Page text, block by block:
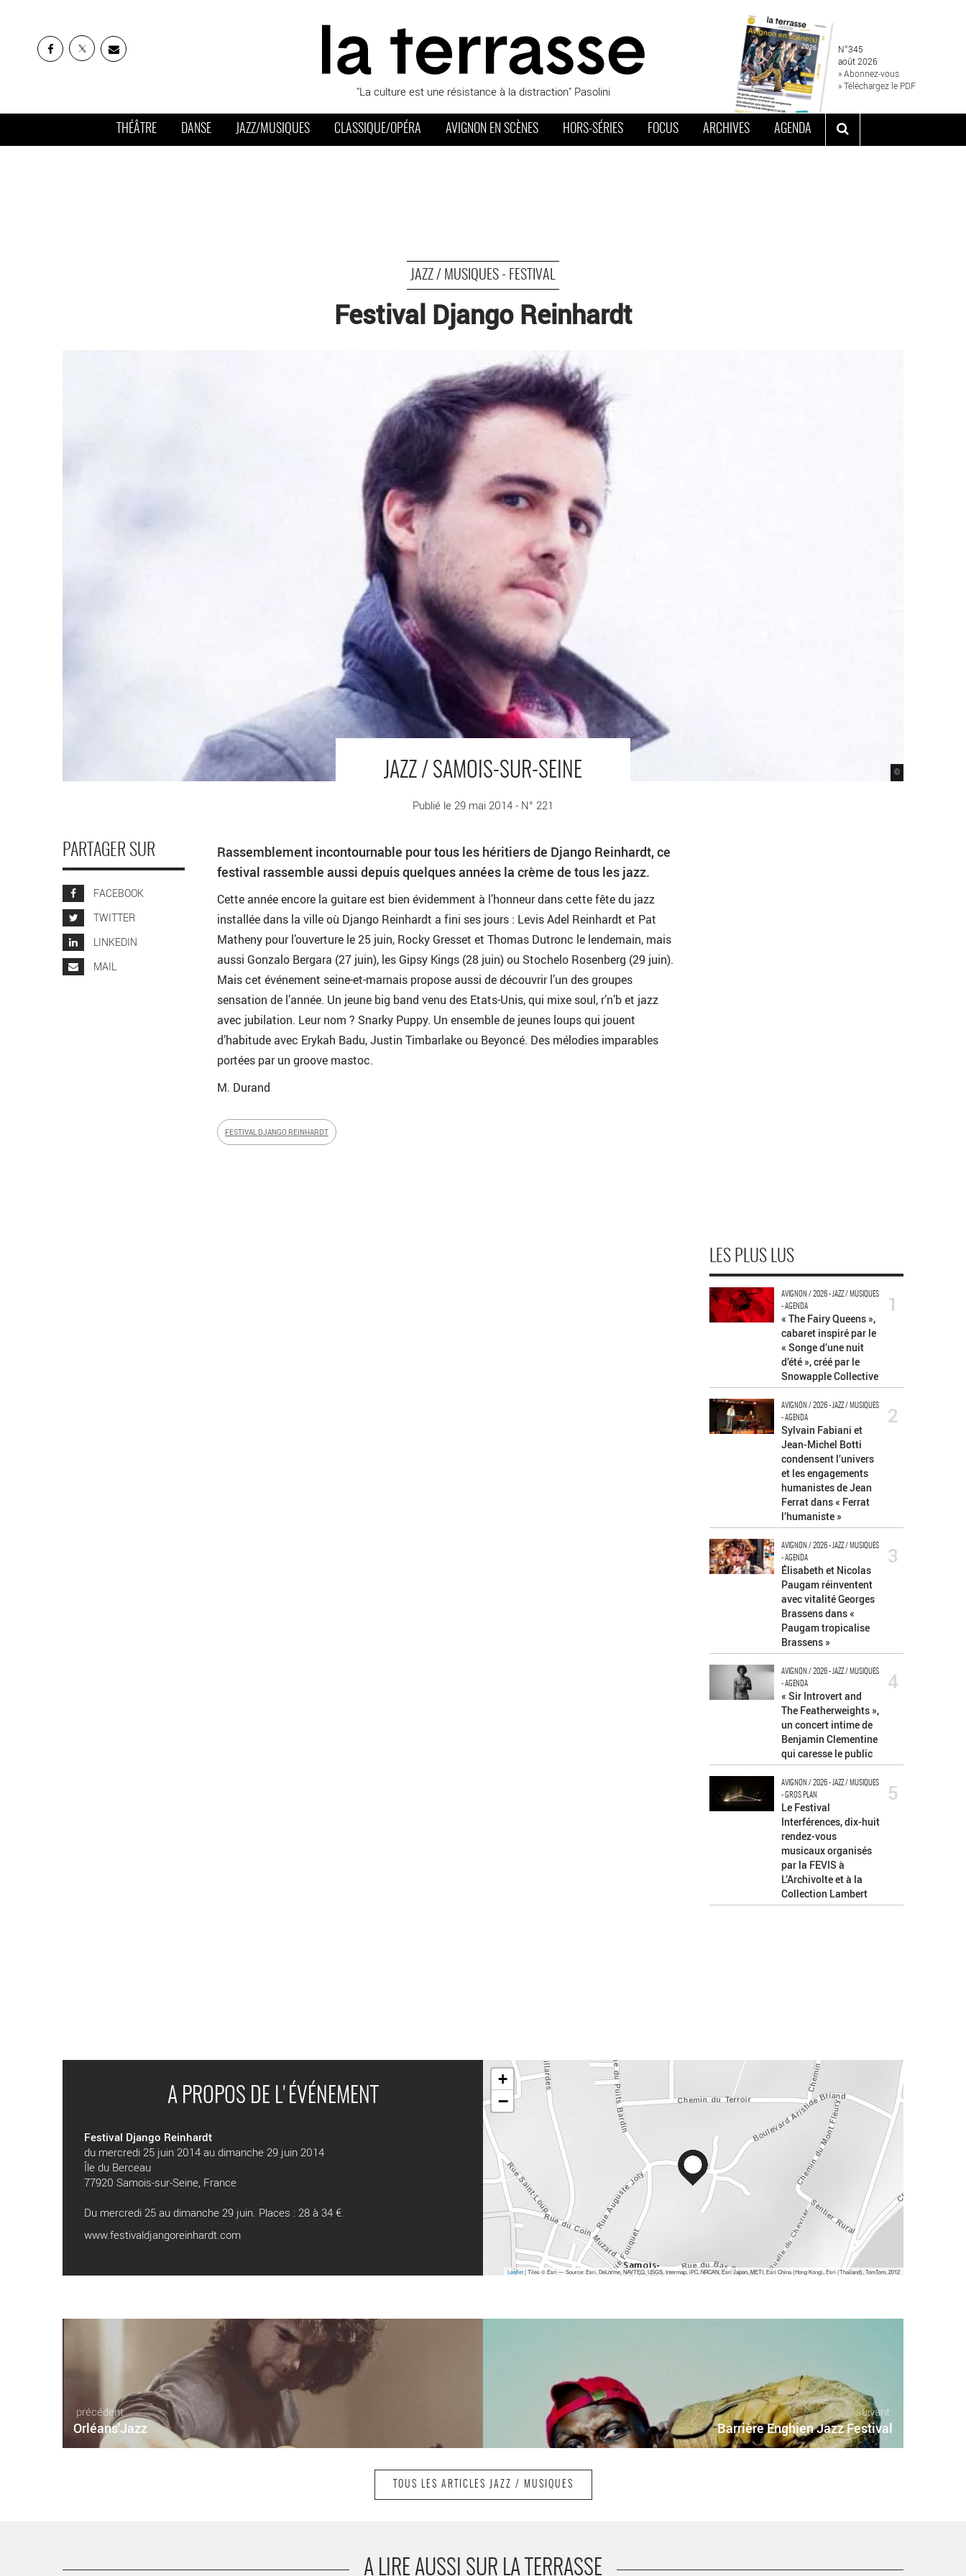
"La culture est une résistance à la distraction" Pasolini
N°345
août 2026
» Abonnez-vous
» Téléchargez le PDF
THÉÂTRE DANSE JAZZ/MUSIQUES CLASSIQUE/OPÉRA AVIGNON EN SCÈNES HORS-SÉRIES FOCUS ARCHIVES AGENDA
JAZZ / MUSIQUES - FESTIVAL
Festival Django Reinhardt
©
JAZZ / SAMOIS-SUR-SEINE
Publié le 29 mai 2014 - N° 221
PARTAGER SUR
FACEBOOK
TWITTER
LINKEDIN
MAIL
Rassemblement incontournable pour tous les héritiers de Django Reinhardt, ce
festival rassemble aussi depuis quelques années la crème de tous les jazz.
Cette année encore la guitare est bien évidemment à l’honneur dans cette fête du jazz
installée dans la ville où Django Reinhardt a fini ses jours : Levis Adel Reinhardt et Pat
Matheny pour l’ouverture le 25 juin, Rocky Gresset et Thomas Dutronc le lendemain, mais
aussi Gonzalo Bergara (27 juin), les Gipsy Kings (28 juin) ou Stochelo Rosenberg (29 juin).
Mais cet événement seine-et-marnais propose aussi de découvrir l’un des groupes
sensation de l’année. Un jeune big band venu des Etats-Unis, qui mixe soul, r’n’b et jazz
avec jubilation. Leur nom ? Snarky Puppy. Un ensemble de jeunes loups qui jouent
d’habitude avec Erykah Badu, Justin Timbarlake ou Beyoncé. Des mélodies imparables
portées par un groove mastoc.
M. Durand
FESTIVAL DJANGO REINHARDT
LES PLUS LUS
AVIGNON / 2026 - JAZZ / MUSIQUES
- AGENDA
« The Fairy Queens »,
cabaret inspiré par le
« Songe d’une nuit
d’été », créé par le
Snowapple Collective
1
AVIGNON / 2026 - JAZZ / MUSIQUES
- AGENDA
Sylvain Fabiani et
Jean-Michel Botti
condensent l’univers
et les engagements
humanistes de Jean
Ferrat dans « Ferrat
l’humaniste »
2
AVIGNON / 2026 - JAZZ / MUSIQUES
- AGENDA
Élisabeth et Nicolas
Paugam réinventent
avec vitalité Georges
Brassens dans «
Paugam tropicalise
Brassens »
3
AVIGNON / 2026 - JAZZ / MUSIQUES
- AGENDA
« Sir Introvert and
The Featherweights »,
un concert intime de
Benjamin Clementine
qui caresse le public
4
AVIGNON / 2026 - JAZZ / MUSIQUES
- GROS PLAN
Le Festival
Interférences, dix-huit
rendez-vous
musicaux organisés
par la FEVIS à
L’Archivolte et à la
Collection Lambert
5
A PROPOS DE L'ÉVÉNEMENT
Festival Django Reinhardt
du mercredi 25 juin 2014 au dimanche 29 juin 2014
Île du Berceau
77920 Samois-sur-Seine, France
Du mercredi 25 au dimanche 29 juin. Places : 28 à 34 €.
www.festivaldjangoreinhardt.com
+
−
Leaflet| Tiles © Esri — Source: Esri, DeLorme, NAVTEQ, USGS, Intermap, iPC, NRCAN, Esri Japan, METI, Esri China (Hong Kong), Esri (Thailand), TomTom, 2012
précédent
Orléans'Jazz
suivant
Barrière Enghien Jazz Festival
TOUS LES ARTICLES JAZZ / MUSIQUES
A LIRE AUSSI SUR LA TERRASSE